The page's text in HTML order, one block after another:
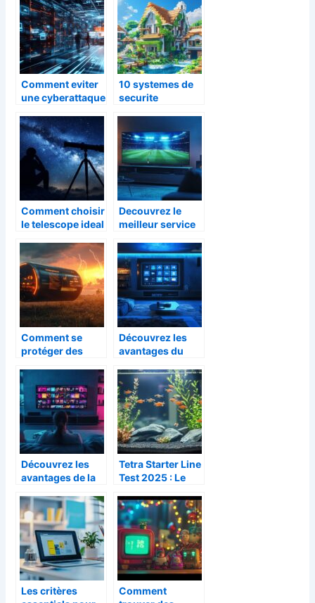
professionnelle
vos besoins
Comment eviter
une cyberattaque
sa SI pour les
PME et ETI
10 systemes de
securite
proteger les
meilleures
maisons
Minecraft :
conseils et
exemples
Comment choisir
le telescope ideal
astronomie
Decouvrez le
meilleur service
streaming pour
les amateurs de
football
Comment se
protéger des
et des fortes
chaleurs cet été
Découvrez les
avantages du
télévision par
internet et l’offre
d’essai gratuit de
48h
Découvrez les
avantages de la
streaming avec
plus de 30 000
chaînes
Tetra Starter Line
Test 2025 : Le
debuter avec un
aquarium à
filtration intégrée
Les critères
Comment